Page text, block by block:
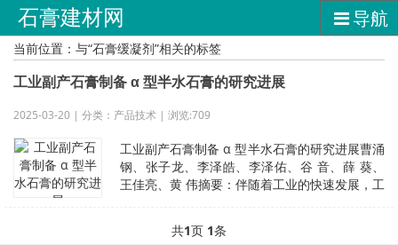
石膏建材网 导航
当前位置：与“石膏缓凝剂”相关的标签
工业副产石膏制备 α 型半水石膏的研究进展
2025-03-20 | 分类：产品技术 | 浏览:709
工业副产石膏制备 α 型半水石膏的研究进展曹涌
钢、张子龙、李泽皓、李泽佑、谷 音、薛 葵、
王佳亮、黄 伟摘要：伴随着工业的快速发展，工
共1页 1条